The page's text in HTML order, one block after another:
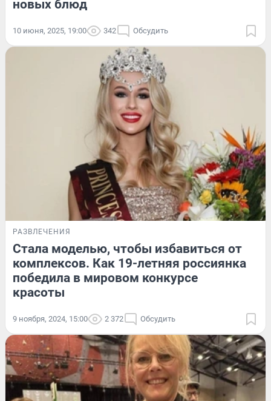
новых блюд
10 июня, 2025, 19:00 342 Обсудить
РАЗВЛЕЧЕНИЯ
Стала моделью, чтобы избавиться от
комплексов. Как 19-летняя россиянка
победила в мировом конкурсе
красоты
9 ноября, 2024, 15:00 2 372 Обсудить